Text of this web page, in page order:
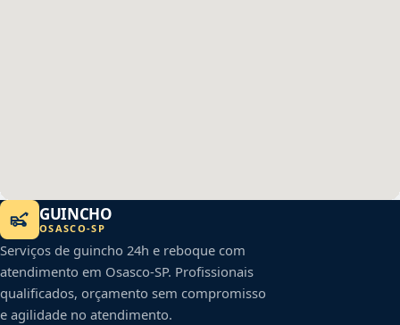
GUINCHO
OSASCO-SP
Serviços de guincho 24h e reboque com
atendimento em Osasco-SP. Profissionais
qualificados, orçamento sem compromisso
e agilidade no atendimento.